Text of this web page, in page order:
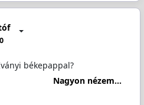
békepappal?
Nagyon nézem...